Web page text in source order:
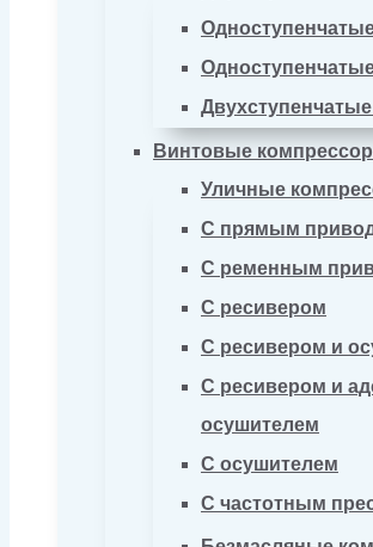
Винтовые
Уличные
С прямым
С ременным
С ресивером
С ресивером и
С ресивером и
осушителем
С осушителем
С частотным